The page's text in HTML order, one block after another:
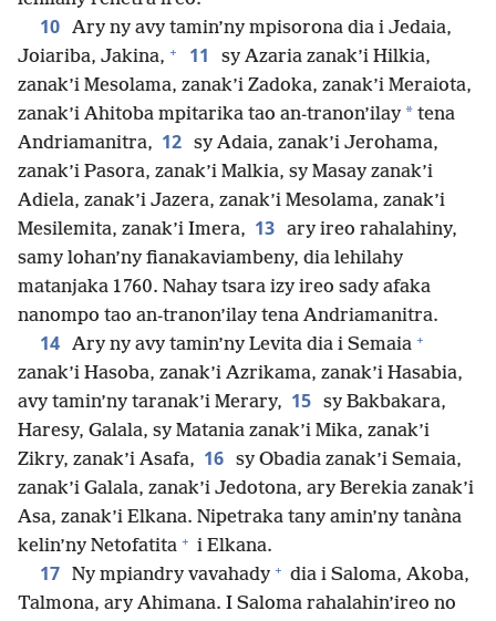
10 Ary ny avy tamin’ny mpisorona dia i Jedaia,
Joiariba, Jakina, + 11
sy Azaria zanak’i Hilkia,
zanak’i Mesolama, zanak’i Zadoka, zanak’i Meraiota,
zanak’i Ahitoba mpitarika tao an-tranon’ilay * tena
Andriamanitra, 12 sy Adaia, zanak’i Jerohama,
zanak’i Pasora, zanak’i Malkia, sy Masay zanak’i
Adiela, zanak’i Jazera, zanak’i Mesolama, zanak’i
Mesilemita, zanak’i Imera, 13 ary ireo rahalahiny,
samy lohan’ny fianakaviambeny, dia lehilahy
matanjaka 1 760. Nahay tsara izy ireo sady afaka
nanompo tao an-tranon’ilay tena Andriamanitra.
14 Ary ny avy tamin’ny Levita dia i Semaia +
zanak’i Hasoba, zanak’i Azrikama, zanak’i Hasabia,
avy tamin’ny taranak’i Merary, 15 sy Bakbakara,
Haresy, Galala, sy Matania zanak’i Mika, zanak’i
Zikry, zanak’i Asafa, 16 sy Obadia zanak’i Semaia,
zanak’i Galala, zanak’i Jedotona, ary Berekia zanak’i
Asa, zanak’i Elkana. Nipetraka tany amin’ny tanàna
kelin’ny Netofatita + i Elkana.
17 Ny mpiandry vavahady + dia i Saloma, Akoba,
Talmona, ary Ahimana. I Saloma rahalahin’ireo no